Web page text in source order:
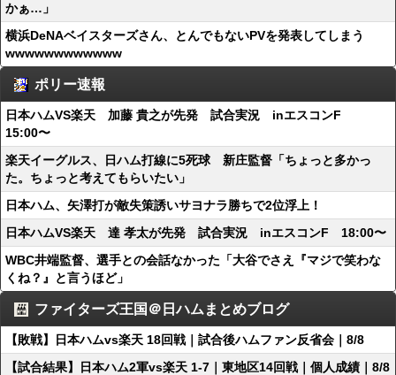
かぁ…」
横浜DeNAベイスターズさん、とんでもないPVを発表してしまう
wwwwwwwwwwww
ポリー速報
日本ハムVS楽天 加藤 貴之が先発 試合実況 inエスコンF
15:00〜
楽天イーグルス、日ハム打線に5死球 新庄監督「ちょっと多かっ
た。ちょっと考えてもらいたい」
日本ハム、矢澤打が敵失策誘いサヨナラ勝ちで2位浮上！
日本ハムVS楽天 達 孝太が先発 試合実況 inエスコンF 18:00〜
WBC井端監督、選手との会話なかった「大谷でさえ『マジで笑わな
くね？』と言うほど」
ファイターズ王国＠日ハムまとめブログ
【敗戦】日本ハムvs楽天 18回戦｜試合後ハムファン反省会｜8/8
【試合結果】日本ハム2軍vs楽天 1-7｜東地区14回戦｜個人成績｜8/8